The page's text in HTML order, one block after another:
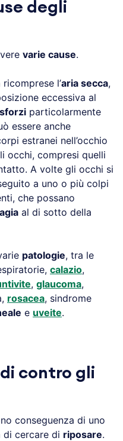
degli
varie cause.
l’aria secca,
eccessiva al
particolarmente
essere anche
estranei nell’occhio
occhi, compresi quelli
A volte gli occhi si
a uno o più colpi
che possano
al di sotto della
patologie, tra le
calazio,
, glaucoma,
rosacea, sindrome
e uveite.
contro gli
conseguenza di uno
di cercare di riposare.